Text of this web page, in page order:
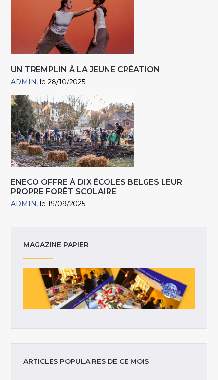
UN TREMPLIN À LA JEUNE CRÉATION
ADMIN le 28/10/2025
ENECO OFFRE À DIX ÉCOLES BELGES LEUR
PROPRE FORÊT SCOLAIRE
ADMIN le 19/09/2025
MAGAZINE PAPIER
ARTICLES POPULAIRES DE CE MOIS